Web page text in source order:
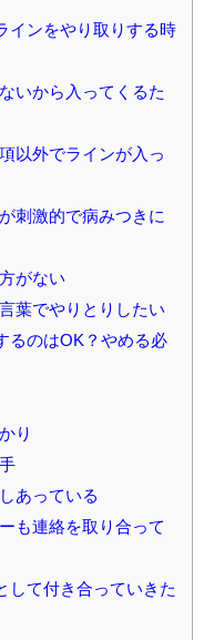
インをやり取りする時
いから入ってくるた
以外でラインが入っ
刺激的で病みつきに
がない
葉でやりとりしたい
るのはOK？やめる必
り
あっている
も連絡を取り合って
して付き合っていきた